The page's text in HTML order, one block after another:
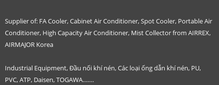
Supplier of: FA Cooler, Cabinet Air Conditioner, Spot Cooler, Portable Air
Conditioner, High Capacity Air Conditioner, Mist Collector from AIRREX,
AIRMAJOR Korea
Industrial Equipment, Đầu nối khí nén, Các loại ống dẫn khí nén, PU,
PVC, ATP, Daisen, TOGAWA…….